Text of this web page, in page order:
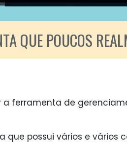
QUE POUCOS
a ferramenta de
possui vários e vários